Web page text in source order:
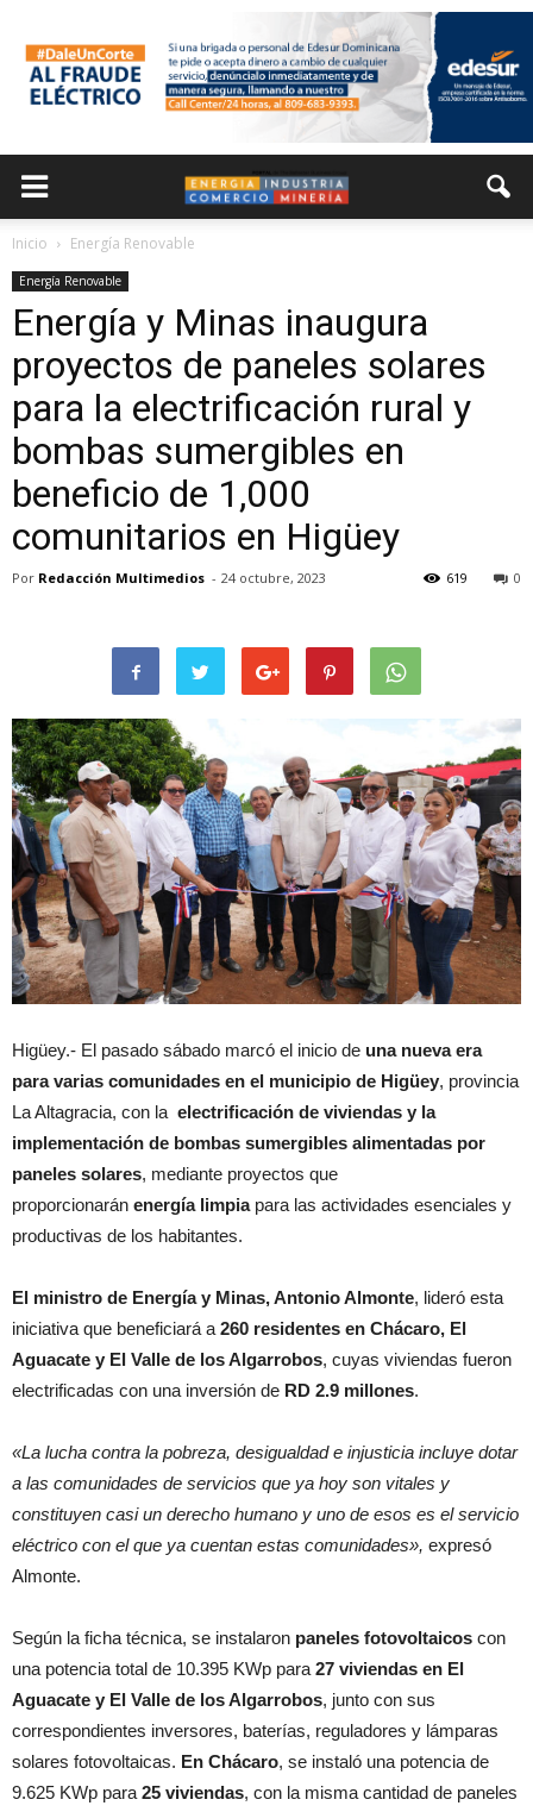
Inicio Energía Renovable
Energía Renovable
Energía y Minas inaugura
proyectos de paneles solares
para la electrificación rural y
bombas sumergibles en
beneficio de 1,000
comunitarios en Higüey
Por Redacción Multimedios - 24 octubre, 2023 0
619
Higüey.- El pasado sábado marcó el inicio de una nueva era
para varias comunidades en el municipio de Higüey, provincia
La Altagracia, con la electrificación de viviendas y la
implementación de bombas sumergibles alimentadas por
paneles solares, mediante proyectos que
proporcionarán energía limpiapara las actividades esenciales y
productivas de los habitantes.
El ministro de Energía y Minas, Antonio Almonte, lideró esta
iniciativa que beneficiará a260 residentes en Chácaro, El
Aguacate y El Valle de los Algarrobos, cuyas viviendas fueron
electrificadas con una inversión de RD 2.9 millones.
«La lucha contra la pobreza, desigualdad e injusticia incluye dotar
a las comunidades de servicios que ya hoy son vitales y
constituyen casi un derecho humano y uno de esos es el servicio
eléctrico con el que ya cuentan estas comunidades», expresó
Almonte.
Según la ficha técnica, se instalaron paneles fotovoltaicos con
una potencia total de 10.395 KWp para27 viviendas en El
Aguacate y El Valle de los Algarrobos, junto con sus
correspondientes inversores, baterías, reguladores y lámparas
solares fotovoltaicas. En Chácaro, se instaló una potencia de
9.625 KWp para25 viviendas, con la misma cantidad de paneles